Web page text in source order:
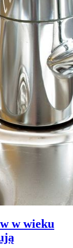
w wieku